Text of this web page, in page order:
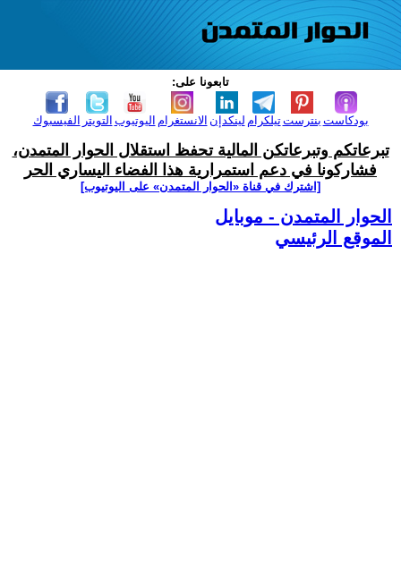
تابعونا على:
الفيسبوك التويتر اليوتيوب الانستغرام لينكدإن تيلكرامبنترست بودكاست
تبرعاتكم وتبرعاتكن المالية تحفظ استقلال الحوار المتمدن،
فشاركونا في دعم استمرارية هذا الفضاء اليساري الحر
[اشترك في قناة ‫«الحوار المتمدن» على اليوتيوب]
الحوار المتمدن - موبايل
الموقع الرئيسي